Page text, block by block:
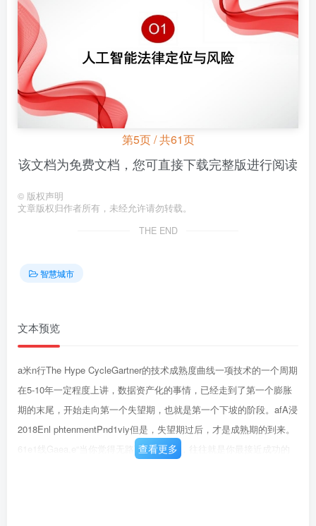
第5页 / 共61页
该文档为免费文档，您可直接下载完整版进行阅读
© 版权声明
文章版权归作者所有，未经允许请勿转载。
THE END
智慧城市
文本预览
a米n行The Hype CycleGartner的技术成熟度曲线一项技术的一个周期
在5-10年一定程度上讲，数据资产化的事情，已经走到了第一个膨胀
期的末尾，开始走向第一个失望期，也就是第一个下坡的阶段。afA浸
2018Enl phtenmentPnd1viy但是，失望期过后，才是成熟期的到来。
61e1线Gaea,e“当你觉得无路可走的时候，往往就是你最接近成功的
查看更多